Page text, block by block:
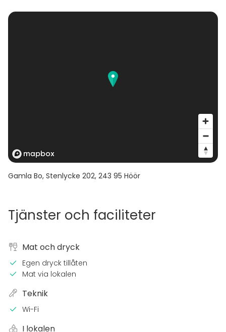
Gamla Bo, Stenlycke 202, 243 95 Höör
Tjänster och faciliteter
Mat och dryck
Egen dryck tillåten
Mat via lokalen
Teknik
Wi-Fi
I lokalen